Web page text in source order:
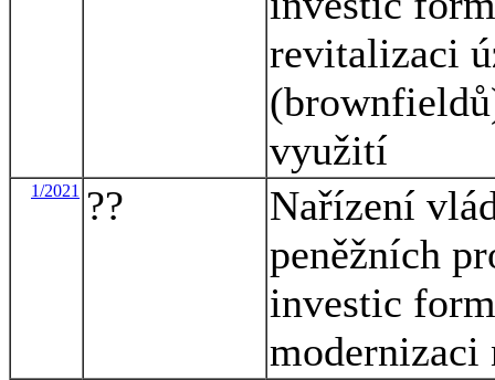
revitalizaci
využití
1/2021 ??
Nařízení
peněžních
investic
modernizaci